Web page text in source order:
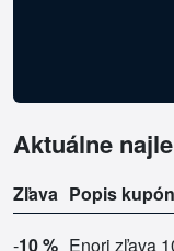
Aktuálne
Zľava Popis
-10 % Enori zľava